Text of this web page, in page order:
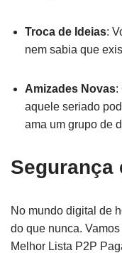
Troca de Ideias:
nem sabia que
Amizades Novas:
aquele seriado
ama um grupo de
Segurança
No mundo digital de
do que nunca.
Melhor Lista P2P